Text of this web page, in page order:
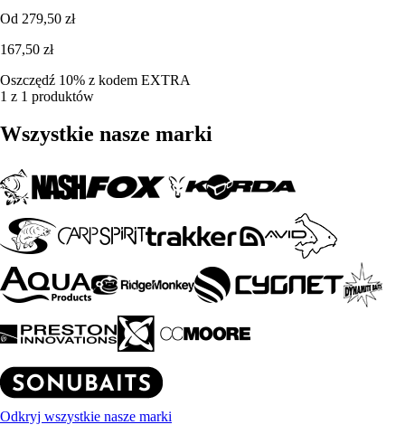
Od 279,50 zł
167,50 zł
Oszczędź 10% z kodem EXTRA
1 z 1 produktów
Wszystkie nasze marki
Odkryj wszystkie nasze marki